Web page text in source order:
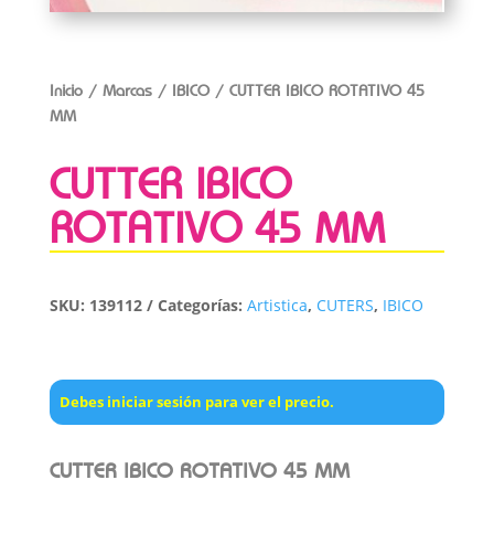
Inicio/ Marcas/ IBICO/ CUTTER IBICO ROTATIVO 45
MM
CUTTER IBICO
ROTATIVO 45 MM
SKU: 139112 Categorías: Artistica, CUTERS, IBICO
Debes iniciar sesión para ver el precio.
CUTTER IBICO ROTATIVO 45 MM